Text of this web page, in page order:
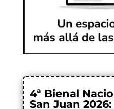
4ª Bienal
San Juan